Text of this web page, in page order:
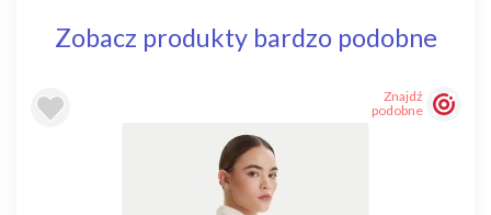
Zobacz produkty bardzo podobne
Znajdź
podobne